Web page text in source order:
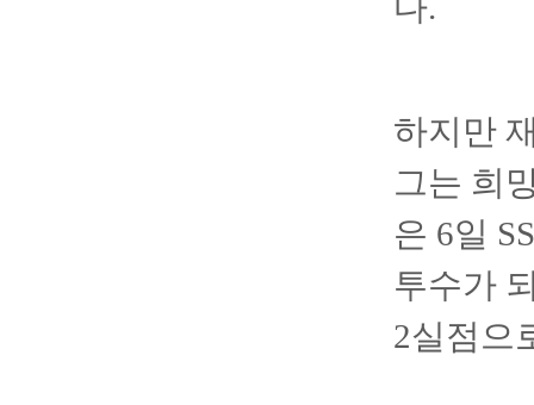
하지만
그는 희
은 6일
투수가
2실점으